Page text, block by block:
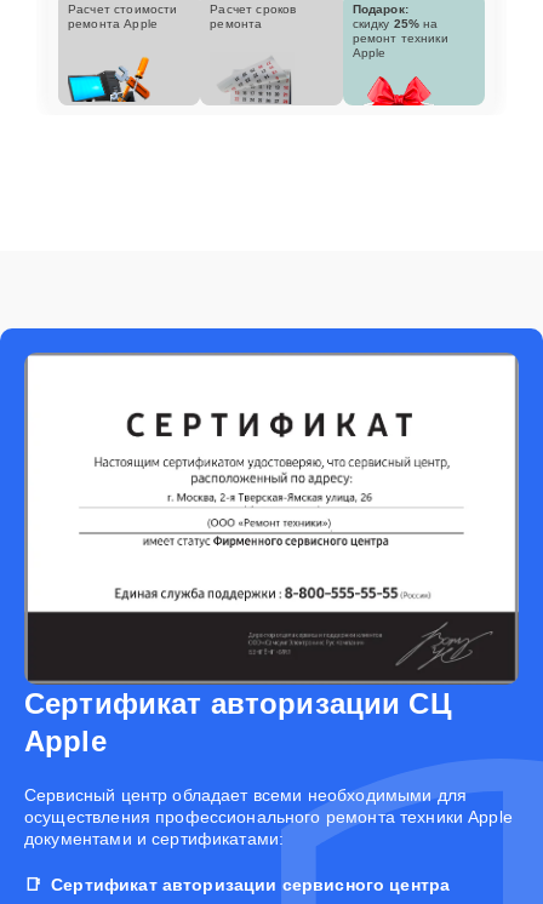
Расчет стоимости
ремонта Apple
Расчет сроков
ремонта
Подарок:
скидку 25% на
ремонт техники
Apple
Сертификат авторизации СЦ
Apple
Cервисный центр обладает всеми необходимыми для
осуществления профессионального ремонта техники Apple
документами и сертификатами:
Сертификат авторизации сервисного центра